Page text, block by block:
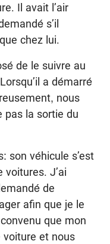
Il avait l’air
s’il
chez lui.
de le suivre au
a démarré
nous
pas la sortie du
son véhicule s’est
voitures. J’ai
de
afin que je le
que mon
voiture et nous